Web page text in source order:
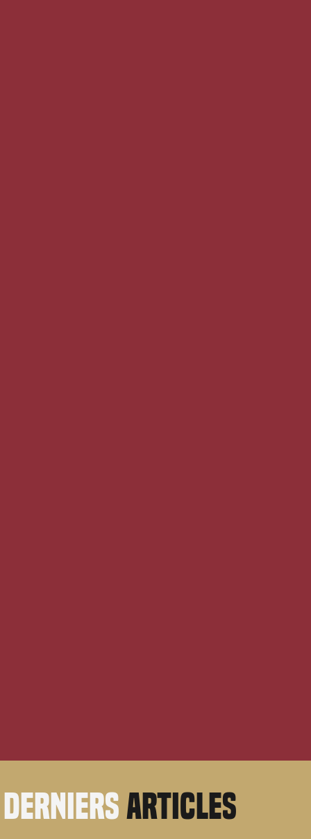
derniersarticles